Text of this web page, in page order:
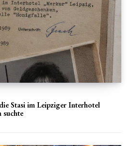
Stasi im Leipziger Interhotel